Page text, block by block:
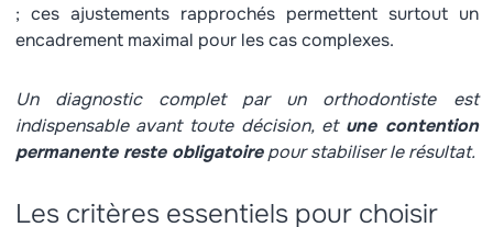
; ces ajustements rapprochés permettent surtout un
encadrement maximal pour les cas complexes.
Un diagnostic complet par un orthodontiste est
indispensable avant toute décision, et une contention
permanente reste obligatoirepour stabiliser le résultat.
Les critères essentiels pour choisir